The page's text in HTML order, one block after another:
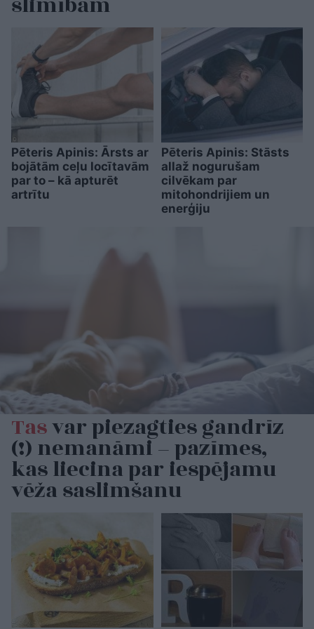
Pēteris Apinis: Ārsts ar
bojātām ceļu locītavām
par to – kā apturēt
artrītu
Pēteris Apinis: Stāsts
allaž nogurušam
cilvēkam par
mitohondrijiem un
enerģiju
Tasvar piezagties gandrīz
(!) nemanāmi – pazīmes,
kas liecina par iespējamu
vēža saslimšanu